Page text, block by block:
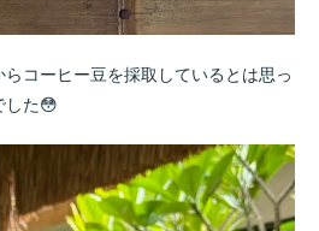
コーヒー豆を採取しているとは思っ
した😳